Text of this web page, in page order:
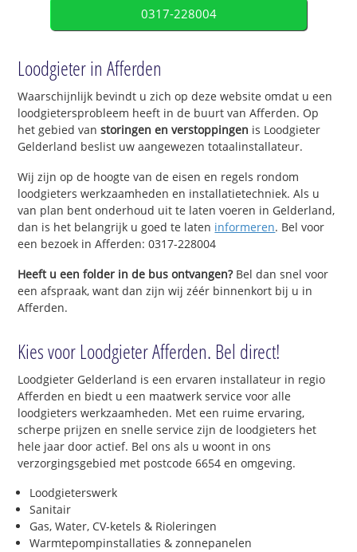
0317-228004
Loodgieter in Afferden
Waarschijnlijk bevindt u zich op deze website omdat u een
loodgietersprobleem heeft in de buurt van Afferden. Op
het gebied vanstoringen en verstoppingen is Loodgieter
Gelderland beslist uw aangewezen totaalinstallateur.
Wij zijn op de hoogte van de eisen en regels rondom
loodgieters werkzaamheden en installatietechniek. Als u
van plan bent onderhoud uit te laten voeren in Gelderland,
dan is het belangrijk u goed te laten informeren. Bel voor
een bezoek in Afferden: 0317-228004
Heeft u een folder in de bus ontvangen?Bel dan snel voor
een afspraak, want dan zijn wij zéér binnenkort bij u in
Afferden.
Kies voor Loodgieter Afferden. Bel direct!
Loodgieter Gelderland is een ervaren installateur in regio
Afferden en biedt u een maatwerk service voor alle
loodgieters werkzaamheden. Met een ruime ervaring,
scherpe prijzen en snelle service zijn de loodgieters het
hele jaar door actief. Bel ons als u woont in ons
verzorgingsgebied met postcode 6654 en omgeving.
Loodgieterswerk
Sanitair
Gas, Water, CV-ketels & Rioleringen
Warmtepompinstallaties & zonnepanelen